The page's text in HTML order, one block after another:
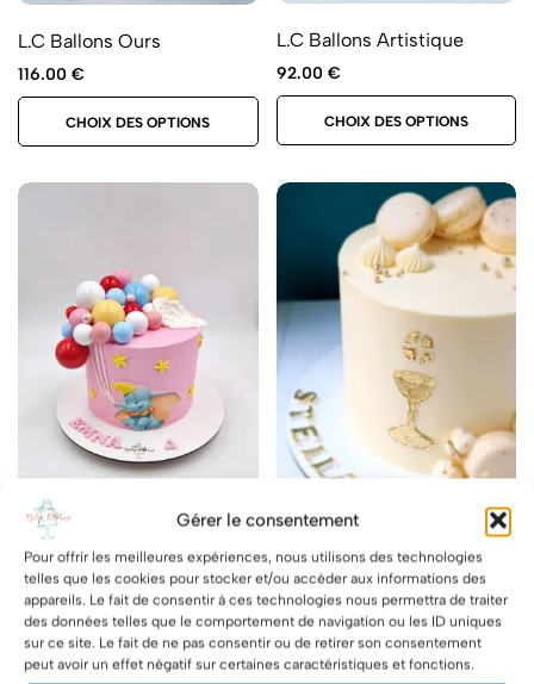
Gérer le consentement
Pour offrir les meilleures expériences, nous utilisons des technologies
telles que les cookies pour stocker et/ou accéder aux informations des
appareils. Le fait de consentir à ces technologies nous permettra de traiter
des données telles que le comportement de navigation ou les ID uniques
sur ce site. Le fait de ne pas consentir ou de retirer son consentement
peut avoir un effet négatif sur certaines caractéristiques et fonctions.
L.C Ballons Ours
116.00 €
CHOIX DES OPTIONS
L.C Ballons Artistique
92.00 €
CHOIX DES OPTIONS
L.C Ballons Dumbo
96.00€
CHOIX DES OPTIONS
L.C Baptême Communion
Calice
89.00€